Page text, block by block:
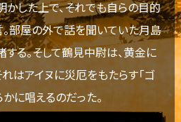
かした上で、それでも自らの目的
部屋の外で話を聞いていた月島
る。そして鶴見中尉は、黄金に
はアイヌに災厄をもたらす「ゴ
に唱えるのだった。